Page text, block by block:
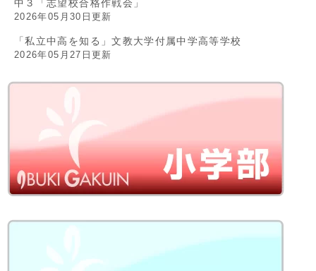
中３「志望校合格作戦会」
2026年05月30日更新
「私立中高を知る」文教大学付属中学高等学校
2026年05月27日更新